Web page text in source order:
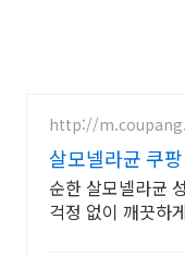
http://
살모넬라균 쿠
한 무료배송
순한 살모넬라균
걱정 없이 깨끗하